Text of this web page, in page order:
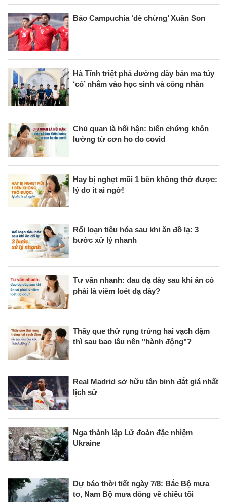
Báo Campuchia ‘dè chừng’ Xuân Son
Hà Tĩnh triệt phá đường dây bán ma túy
‘cỏ’ nhắm vào học sinh và công nhân
Chủ quan là hối hận: biến chứng khôn
lường từ cơn ho do covid
Hay bị nghẹt mũi 1 bên không thở được:
lý do ít ai ngờ!
Rối loạn tiêu hóa sau khi ăn đồ lạ: 3
bước xử lý nhanh
Tư vấn nhanh: đau dạ dày sau khi ăn có
phải là viêm loét dạ dày?
Thấy que thử rụng trứng hai vạch đậm
thì sau bao lâu nên "hành động"?
Real Madrid sở hữu tân binh đắt giá nhất
lịch sử
Nga thành lập Lữ đoàn đặc nhiệm
Ukraine
Dự báo thời tiết ngày 7/8: Bắc Bộ mưa
to, Nam Bộ mưa dông về chiều tối